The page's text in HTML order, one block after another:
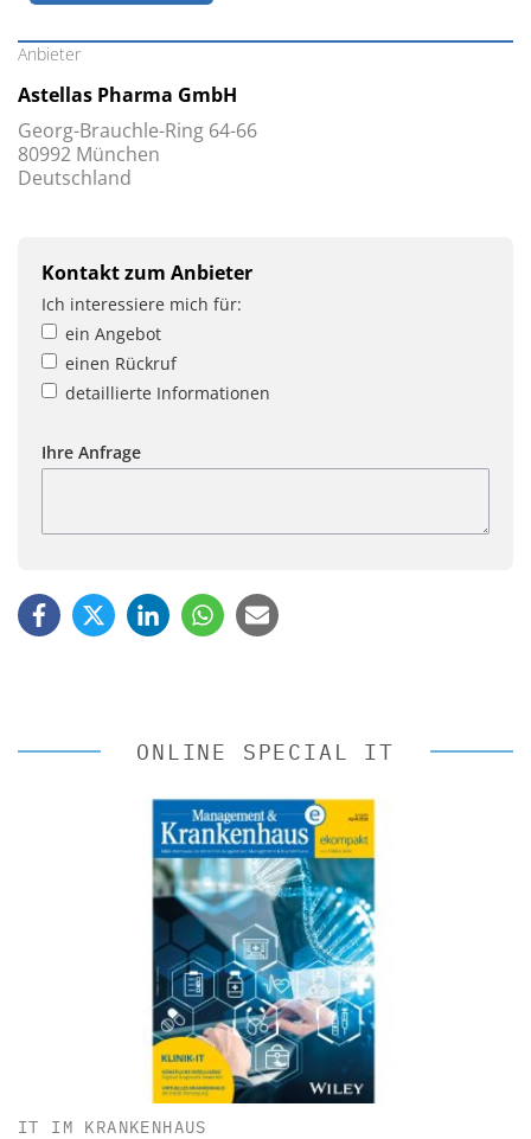
Anbieter
Astellas Pharma GmbH
Georg-Brauchle-Ring 64-66
80992 München
Deutschland
Kontakt zum Anbieter
Ich interessiere mich für:
ein Angebot
einen Rückruf
detaillierte Informationen
Ihre Anfrage
ONLINE SPECIAL IT
IT IM KRANKENHAUS